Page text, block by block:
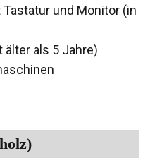
und Monitor (in
älter als 5 Jahre)